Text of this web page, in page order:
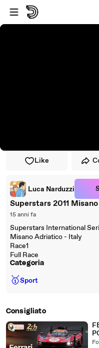
Vai al lettore
Passa al contenuto
Like
Luca Narduzzi
Superstars 2011 Misano
15 anni fa
Superstars International
Misano Adriatico - Italy
Race1
Full Race
Categoria
🥇Sport
Consigliato